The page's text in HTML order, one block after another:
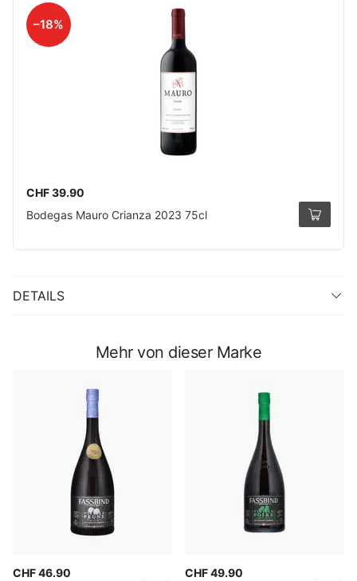
–18%
CHF 39.90
Bodegas Mauro Crianza 2023 75cl
DETAILS
Mehr von dieser Marke
CHF 46.90
CHF 49.90